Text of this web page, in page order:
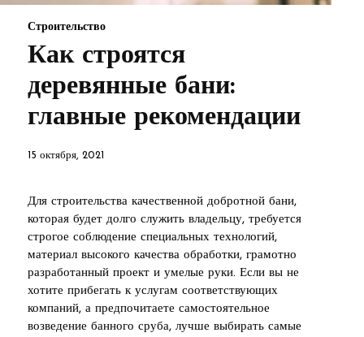
Строительство
Как строятся
деревянные бани:
главные рекомендации
15 октября, 2021
Для строительства качественной добротной бани,
которая будет долго служить владельцу, требуется
строгое соблюдение специальных технологий,
материал высокого качества обработки, грамотно
разработанный проект и умелые руки. Если вы не
хотите прибегать к услугам соответствующих
компаний, а предпочитаете самостоятельное
возведение банного сруба, лучше выбирать самые